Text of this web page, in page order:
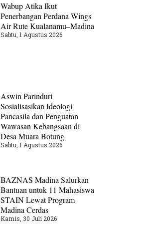
Wabup Atika Ikut
Penerbangan Perdana Wings
Air Rute Kualanamu–Madina
Sabtu, 1 Agustus 2026
Aswin Parinduri
Sosialisasikan Ideologi
Pancasila dan Penguatan
Wawasan Kebangsaan di
Desa Muara Botung
Sabtu, 1 Agustus 2026
BAZNAS Madina Salurkan
Bantuan untuk 11 Mahasiswa
STAIN Lewat Program
Madina Cerdas
Kamis, 30 Juli 2026